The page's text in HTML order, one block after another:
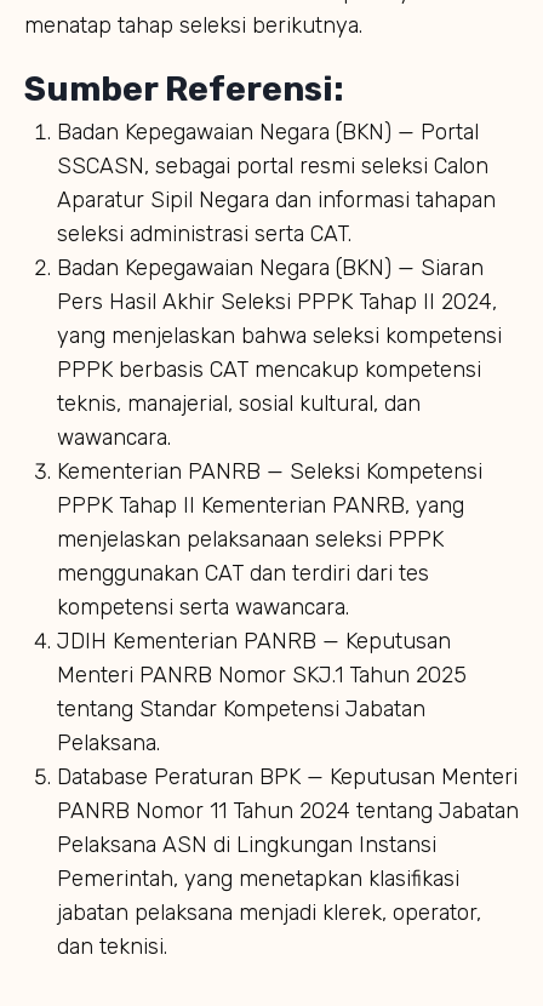
menatap tahap seleksi berikutnya.
Sumber Referensi:
Badan Kepegawaian Negara (BKN) — Portal
SSCASN, sebagai portal resmi seleksi Calon
Aparatur Sipil Negara dan informasi tahapan
seleksi administrasi serta CAT.
Badan Kepegawaian Negara (BKN) — Siaran
Pers Hasil Akhir Seleksi PPPK Tahap II 2024,
yang menjelaskan bahwa seleksi kompetensi
PPPK berbasis CAT mencakup kompetensi
teknis, manajerial, sosial kultural, dan
wawancara.
Kementerian PANRB — Seleksi Kompetensi
PPPK Tahap II Kementerian PANRB, yang
menjelaskan pelaksanaan seleksi PPPK
menggunakan CAT dan terdiri dari tes
kompetensi serta wawancara.
JDIH Kementerian PANRB — Keputusan
Menteri PANRB Nomor SKJ.1 Tahun 2025
tentang Standar Kompetensi Jabatan
Pelaksana.
Database Peraturan BPK — Keputusan Menteri
PANRB Nomor 11 Tahun 2024 tentang Jabatan
Pelaksana ASN di Lingkungan Instansi
Pemerintah, yang menetapkan klasifikasi
jabatan pelaksana menjadi klerek, operator,
dan teknisi.